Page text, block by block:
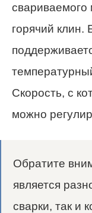
свариваемого
горячий клин.
Скорость, с
можно
Обратите
является
сварки, так и